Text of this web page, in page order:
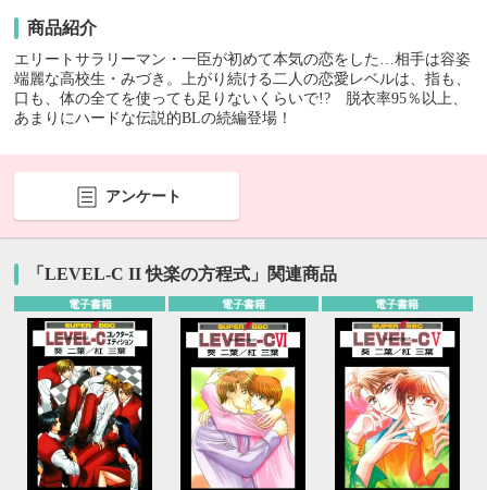
商品紹介
エリートサラリーマン・一臣が初めて本気の恋をした…相手は容姿
端麗な高校生・みづき。上がり続ける二人の恋愛レベルは、指も、
口も、体の全てを使っても足りないくらいで!? 脱衣率95％以上、
あまりにハードな伝説的BLの続編登場！
アンケート
「LEVEL-C II 快楽の方程式」関連商品
電子書籍 電子書籍 電子書籍